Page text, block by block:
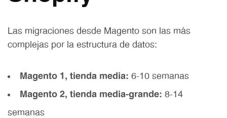
Las migraciones desde Magento son las más
complejas por la estructura de datos:
Magento 1, tienda media: 6-10 semanas
Magento 2, tienda media-grande: 8-14
semanas